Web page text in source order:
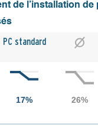
de l’installation de
PC standard